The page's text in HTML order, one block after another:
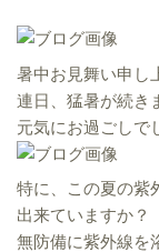
暑中お見舞い申し
連日、猛暑が続き
元気にお過ごしで
特に、この夏の紫
出来ていますか？
無防備に紫外線を